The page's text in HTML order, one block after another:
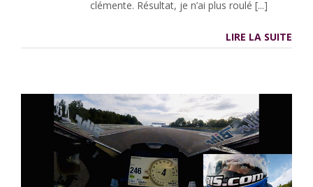
clémente. Résultat, je n’ai plus roulé [...]
LIRE LA SUITE